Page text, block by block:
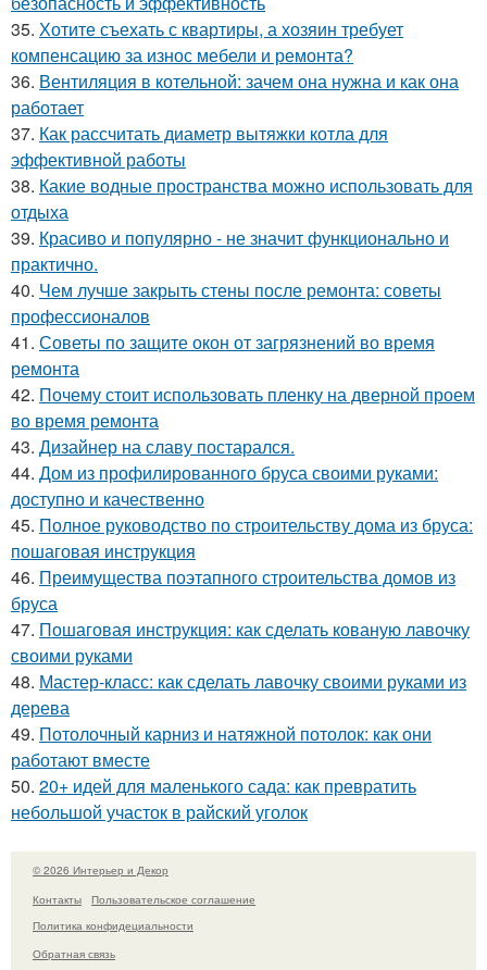
35. Хотите съехать с квартиры, а хозяин требует
компенсацию за износ мебели и ремонта?
36. Вентиляция в котельной: зачем она нужна и как она
работает
37. Как рассчитать диаметр вытяжки котла для
эффективной работы
38. Какие водные пространства можно использовать для
отдыха
39. Красиво и популярно - не значит функционально и
практично.
40. Чем лучше закрыть стены после ремонта: советы
профессионалов
41. Советы по защите окон от загрязнений во время
ремонта
42. Почему стоит использовать пленку на дверной проем
во время ремонта
43. Дизайнер на славу постарался.
44. Дом из профилированного бруса своими руками:
доступно и качественно
45. Полное руководство по строительству дома из бруса:
пошаговая инструкция
46. Преимущества поэтапного строительства домов из
бруса
47. Пошаговая инструкция: как сделать кованую лавочку
своими руками
48. Мастер-класс: как сделать лавочку своими руками из
дерева
49. Потолочный карниз и натяжной потолок: как они
работают вместе
50. 20+ идей для маленького сада: как превратить
небольшой участок в райский уголок
© 2026 Интерьер и Декор
Контакты
Пользовательское соглашение
Политика конфидециальности
Обратная связь